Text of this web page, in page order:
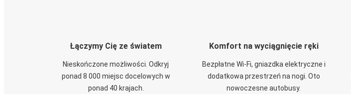
Łączymy Cię ze światem
Nieskończone możliwości. Odkryj
ponad 8 000 miejsc docelowych w
ponad 40 krajach.
Komfort na wyciągnięcie ręki
Bezpłatne Wi-Fi, gniazdka elektryczne i
dodatkowa przestrzeń na nogi. Oto
nowoczesne autobusy.